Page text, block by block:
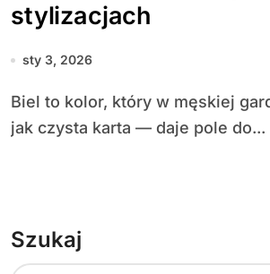
stylizacjach
sty 3, 2026
Biel to kolor, który w męskiej garderobie działa
jak czysta karta — daje pole do...
Szukaj